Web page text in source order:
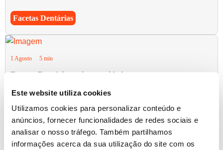
Este website utiliza cookies
Utilizamos cookies para personalizar conteúdo e
anúncios, fornecer funcionalidades de redes sociais e
analisar o nosso tráfego. Também partilhamos
informações acerca da sua utilização do site com os
Facetas Dentárias
1 Agosto 5 min
Facetas Dentárias: mitos e cuidados a ter
perfeita. Saiba os cuidados a ter e os mitos associados a este tratamento.
Facetas Dentárias